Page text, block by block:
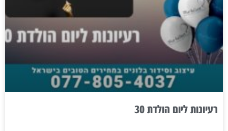
רעיונות ליום הולדת 30